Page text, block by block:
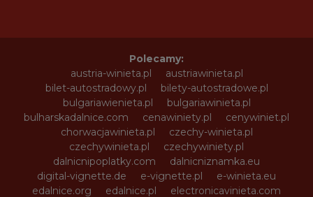
Polecamy:
austria-winieta.pl
austriawinieta.pl
bilet-autostradowy.pl
bilety-autostradowe.pl
bulgariawienieta.pl
bulgariawinieta.pl
bulharskadalnice.com
cenawiniety.pl
cenywiniet.pl
chorwacjawinieta.pl
czechy-winieta.pl
czechywinieta.pl
czechywiniety.pl
dalnicnipoplatky.com
dalnicniznamka.eu
digital-vignette.de
e-vignette.pl
e-winieta.eu
edalnice.org
edalnice.pl
electronicavinieta.com